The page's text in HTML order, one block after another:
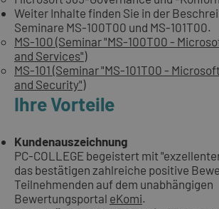
Weiter Inhalte finden Sie in der
Seminare MS-100T00 und MS-101T00.
MS-100 (Seminar "MS-100T00 -
and Services")
MS-101 (Seminar "MS-101T00 -
and Security")
Ihre Vorteile
Kundenauszeichnung
PC-COLLEGE begeistert mit
das bestätigen zahlreiche positive
Teilnehmenden auf dem unabhängigen
Bewertungsportal eKomi.